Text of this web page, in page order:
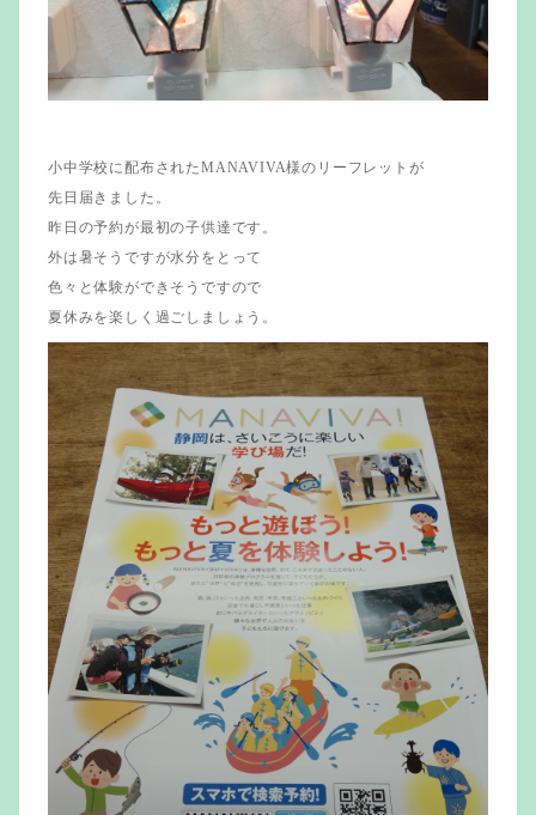
小中学校に配布されたMANAVIVA様のリーフレットが
先日届きました。
昨日の予約が最初の子供達です。
外は暑そうですが水分をとって
色々と体験ができそうですので
夏休みを楽しく過ごしましょう。